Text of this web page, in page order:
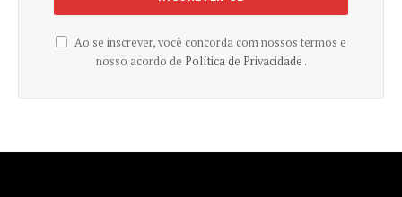
Ao se inscrever, você concorda com nossos termos e
nosso acordo de Política de Privacidade .